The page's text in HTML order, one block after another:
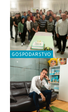
GOSPODARSTVO